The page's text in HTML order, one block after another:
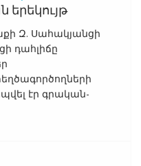
Զ. Սահակյանցի
դահլիճը
էր գրական-